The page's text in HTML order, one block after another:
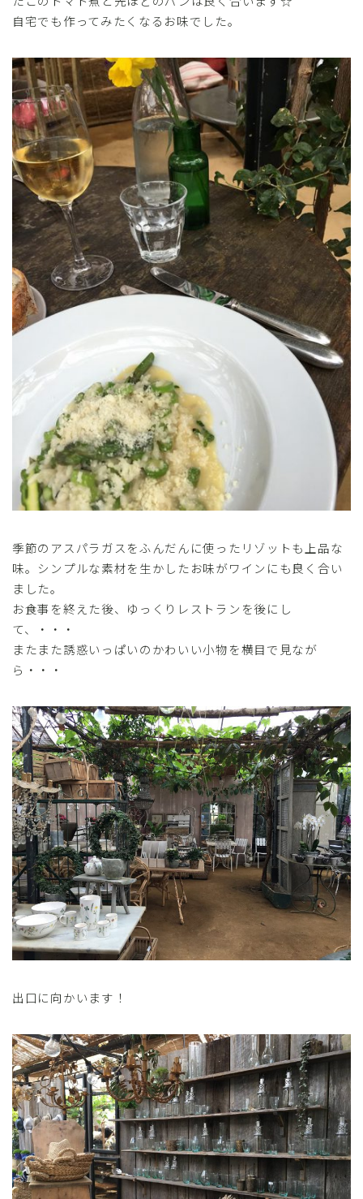
自宅でも作ってみたくなるお味でした。
季節のアスパラガスをふんだんに使ったリゾットも上品な
味。シンプルな素材を生かしたお味がワインにも良く合い
ました。
お食事を終えた後、ゆっくりレストランを後にし
て、・・・
またまた誘惑いっぱいのかわいい小物を横目で見なが
ら・・・
出口に向かいます！